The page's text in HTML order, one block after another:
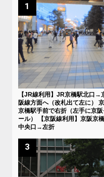
1
【JR線利用】JR京橋駅北口→
阪線方面へ（改札出て左に）
京橋駅手前で右折（左手に京阪
ール） 【京阪線利用】京阪京
中央口→左折
3